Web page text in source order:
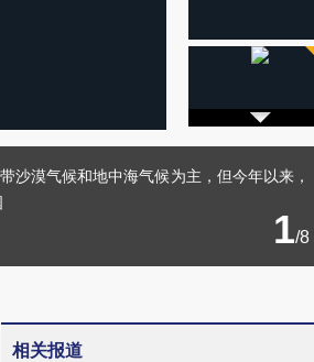
漠气候和地中海气候为主，但今年以来，
1/8
相关报道